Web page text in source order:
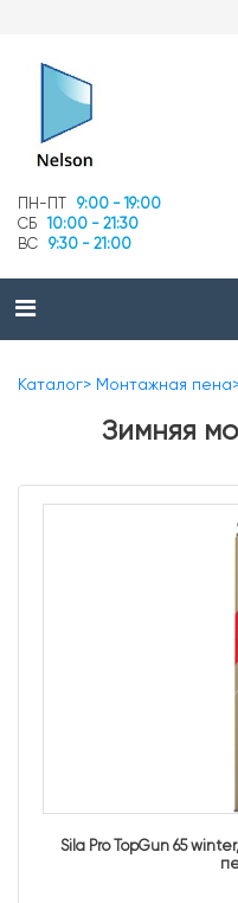
ПН-ПТ
9:00 - 19:00
СБ
10:00 - 21:30
ВС
9:30 - 21:00
Каталог Монтажная пена
Зимняя
Sila Pro TopGun 65